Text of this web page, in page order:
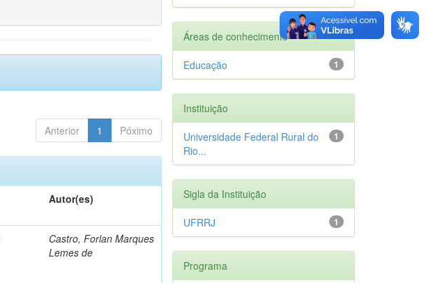
Anterior 1 Póximo
Autor(es)
Castro, Forlan Marques
Lemes de
Áreas de conhecimento
1
Educação
Instituição
1
Universidade Federal Rural do
Rio...
Sigla da Instituição
1
UFRRJ
Programa